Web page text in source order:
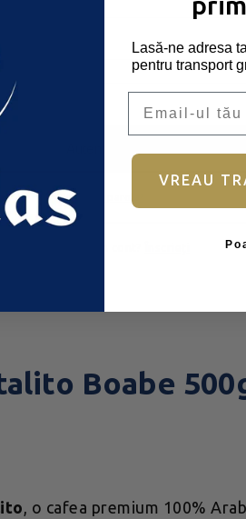
Boabe
, o cafea premium 100%
minte
Ai uitat parola?
Lasă-ne adresa
pentru transport
VREAU